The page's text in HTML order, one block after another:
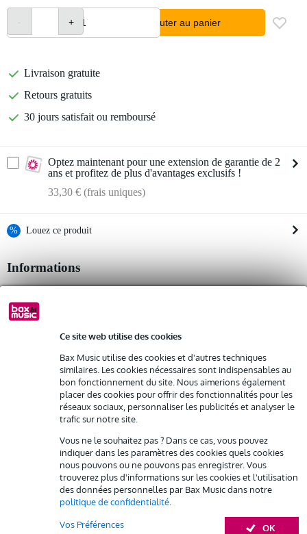
Ce site web utilise des cookies
Bax Music utilise des cookies et d'autres techniques
similaires. Les cookies nécessaires sont indispensables au
bon fonctionnement du site. Nous aimerions également
placer des cookies pour offrir des fonctionnalités pour les
réseaux sociaux, personnaliser les publicités et analyser le
trafic sur notre site.
Vous ne le souhaitez pas ? Dans ce cas, vous pouvez
indiquer dans les paramètres des cookies quels cookies
nous pouvons ou ne pouvons pas enregistrer. Vous
trouverez plus d'informations sur les cookies et l'utilisation
des données personnelles par Bax Music dans notre
politique de confidentialité
OK
Vos Préférences
Ajouter au panier
Livraison gratuite
Retours gratuits
30 jours satisfait ou remboursé
Optez maintenant pour une extension de garantie de 2
ans et profitez de plus d'avantages exclusifs !
33,30 € (frais uniques)
% Louez ce produit
Louez ce produit à partir de 48 € par mois
Location de plusieurs produits à la fois : min. 300 € et max.
Livraison à domicile
Résiliation possible du contrat après 4 mois
Possibilité d'acheter votre/vos produit(s) à un tarif réduit
Louez ce produit
Informations
couleur : marron
zone de réception : mondiale
plage de fréquences : 3-40 MHz
puissance de sortie : 5 watts
Afficher toutes les caractéristiques du produit
Autres variantes (1)